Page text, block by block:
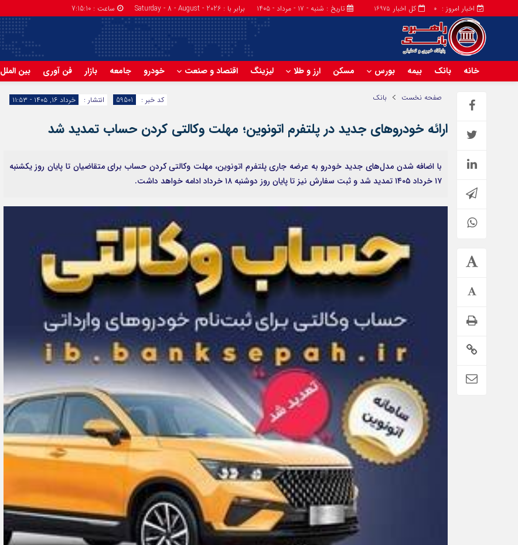
کل اخبار 16975 اخبار امروز : 0 تاریخ : شنبه - ۱۷ - مرداد - ۱۴۰۵ برابر با : Saturday - 8 - August - 2026 ساعت : 7:15:11
خانه بانک بیمه بورس مسکن ارز و طلا لیزینگ اقتصاد و صنعت خودرو جامعه بازار فن آوری بین الملل
صفحه نخست بانک انتشار : خرداد ۱۶, ۱۴۰۵ - ۱۱:۵۳ کد خبر : 59501
ارائه خودروهای جدید در پلتفرم اتونوین؛ مهلت وکالتی کردن حساب تمدید شد
با اضافه شدن مدل‌های جدید خودرو به عرضه جاری پلتفرم اتونوین، مهلت وکالتی کردن حساب برای متقاضیان تا پایان روز یکشنبه
۱۷ خرداد ۱۴۰۵ تمدید شد و ثبت سفارش نیز تا پایان روز دوشنبه ۱۸ خرداد ادامه خواهد داشت.
تمدید خودکار بیمه سلامت دهک‌های اقتصادی ۱ تا ۵ تهران
وام فوری بی دردسر بدون ضامن قرض الحسنه | شرایط
دریافت تسهیلات سریع و کم‌بهره | جزئیات ثبت درخواست
وام آسان